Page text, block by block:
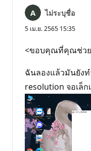
ไม่ระบุชื่อ
5 เม.ย. 2565 15:35
<ขอบคุณที่คุณช่วย
ฉันลองแล้วมันยังท
resolution จอเล็ก